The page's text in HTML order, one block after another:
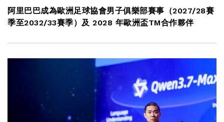
阿里巴巴成為歐洲足球協會男子俱樂部賽事（2027/28賽
季至2032/33賽季）及 2028 年歐洲盃TM合作夥伴